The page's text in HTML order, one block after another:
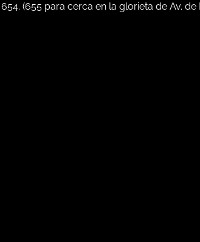
654. (655 para cerca en la glorieta de Av. de